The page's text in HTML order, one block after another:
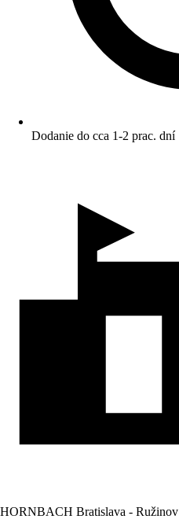
Dodanie do cca 1-2 prac. dní
HORNBACH Bratislava - Ružinov